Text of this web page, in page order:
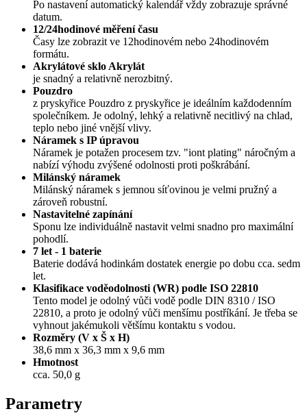
Po nastavení automatický kalendář vždy zobrazuje správné
datum.
12/24hodinové měření času
Časy lze zobrazit ve 12hodinovém nebo 24hodinovém
formátu.
Akrylátové sklo Akrylát
je snadný a relativně nerozbitný.
Pouzdro
z pryskyřice Pouzdro z pryskyřice je ideálním každodenním
společníkem. Je odolný, lehký a relativně necitlivý na chlad,
teplo nebo jiné vnější vlivy.
Náramek s IP úpravou
Náramek je potažen procesem tzv. "iont plating" náročným a
nabízí výhodu zvýšené odolnosti proti poškrábání.
Milánský náramek
Milánský náramek s jemnou síťovinou je velmi pružný a
zároveň robustní.
Nastavitelné zapínání
Sponu lze individuálně nastavit velmi snadno pro maximální
pohodlí.
7 let - 1 baterie
Baterie dodává hodinkám dostatek energie po dobu cca. sedm
let.
Klasifikace voděodolnosti (WR) podle ISO 22810
Tento model je odolný vůči vodě podle DIN 8310 / ISO
22810, a proto je odolný vůči menšímu postříkání. Je třeba se
vyhnout jakémukoli většímu kontaktu s vodou.
Rozměry (V x Š x H)
38,6 mm x 36,3 mm x 9,6 mm
Hmotnost
cca. 50,0 g
Parametry